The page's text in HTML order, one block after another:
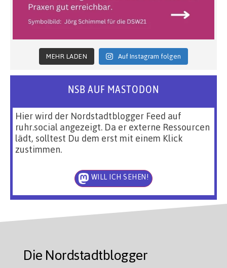
MEHR LADEN Auf Instagram folgen
NSB AUF MASTODON
Hier wird der Nordstadtblogger Feed auf
ruhr.social angezeigt. Da er externe Ressourcen
lädt, solltest Du dem erst mit einem Klick
zustimmen.
WILL ICH SEHEN!
Die Nordstadtblogger